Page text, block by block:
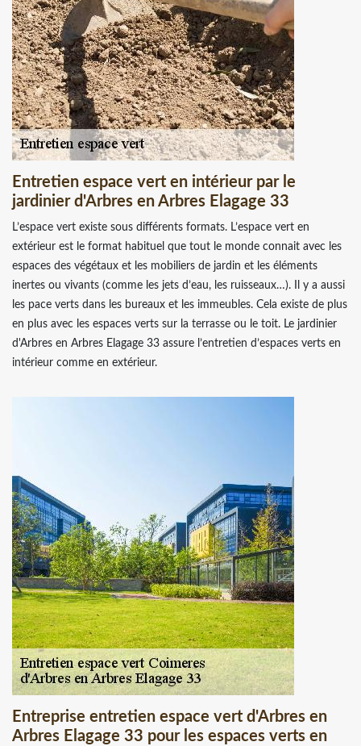
Entretien espace vert en intérieur par le
jardinier d'Arbres en Arbres Elagage 33
L’espace vert existe sous différents formats. L’espace vert en
extérieur est le format habituel que tout le monde connait avec les
espaces des végétaux et les mobiliers de jardin et les éléments
inertes ou vivants (comme les jets d’eau, les ruisseaux…). Il y a aussi
les pace verts dans les bureaux et les immeubles. Cela existe de plus
en plus avec les espaces verts sur la terrasse ou le toit. Le jardinier
d'Arbres en Arbres Elagage 33 assure l’entretien d’espaces verts en
intérieur comme en extérieur.
Entreprise entretien espace vert d'Arbres en
Arbres Elagage 33 pour les espaces verts en